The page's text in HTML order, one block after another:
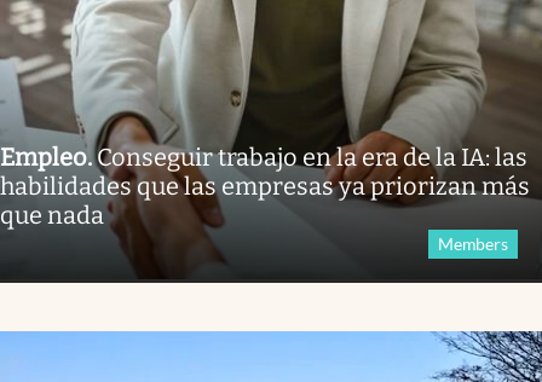
Empleo.Conseguir trabajo en la era de la IA: las
habilidades que las empresas ya priorizan más
que nada
Members